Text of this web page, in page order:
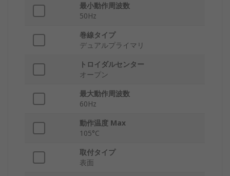
最小動作周波数
50Hz
巻線タイプ
デュアルプライマリ
トロイダルセンター
オープン
最大動作周波数
60Hz
動作温度 Max
105°C
取付タイプ
表面